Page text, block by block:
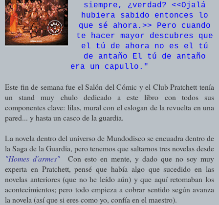
siempre, ¿verdad? <<Ojalá
hubiera sabido entonces lo
que sé ahora.>> Pero cuando
te hacer mayor descubres que
el tú de ahora no es el tú
de antaño El tú de antaño
era un capullo. "
Este fin de semana fue el Salón del Cómic y el Club Pratchett tenía
un stand muy chulo dedicado a este libro con todos sus
componentes clave: lilas, mural con el eslogan de la revuelta en una
pared... y hasta un casco de la guardia.
La novela dentro del universo de Mundodisco se encuadra dentro de
la Saga de la Guardia, pero tenemos que saltarnos tres novelas desde
"Homes d'armes"
Con esto en mente, y dado que no soy muy
experta en Pratchett, pensé que había algo que sucedido en las
novelas anteriores (que no he leído aún) y que aquí retomaban los
acontecimientos; pero todo empieza a cobrar sentido según avanza
la novela (así que si eres como yo, confía en el maestro).